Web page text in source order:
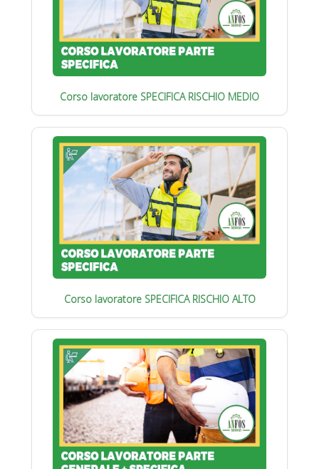
Corso lavoratore SPECIFICA RISCHIO MEDIO
Corso lavoratore SPECIFICA RISCHIO ALTO